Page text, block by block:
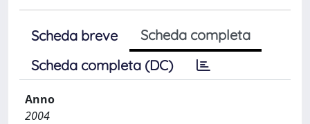
Scheda breve
Scheda completa
Scheda completa (DC)
Anno
2004